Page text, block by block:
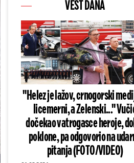
VEST DANA
"Helez je lažov, crnogorski
licemerni, a Zelenski..."
dočekao vatrogasce heroje,
poklone, pa odgovorio na
pitanja (FOTO/VIDEO)